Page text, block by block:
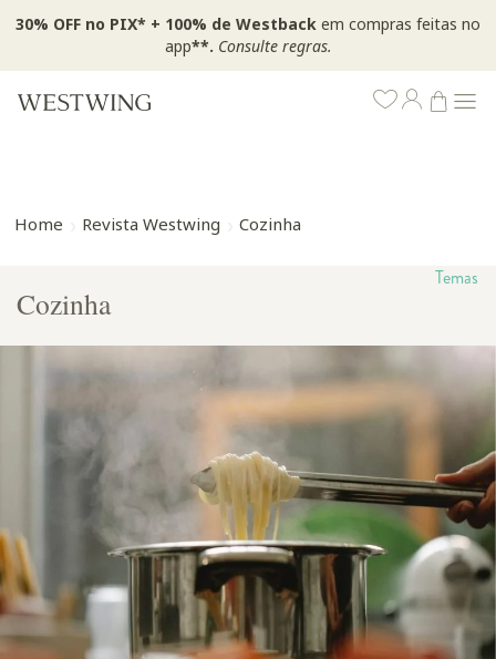
30% OFF no PIX* + 100% de Westback em compras feitas no
app**. Consulte regras.
Home Revista Westwing Cozinha
Temas
Cozinha